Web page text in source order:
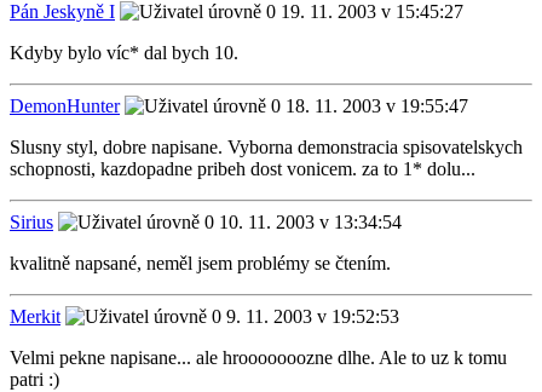
Pán Jeskyně I
19. 11. 2003 v 15:45:27
Kdyby bylo víc* dal bych 10.
DemonHunter
18. 11. 2003 v 19:55:47
Slusny styl, dobre napisane. Vyborna demonstracia spisovatelskych
schopnosti, kazdopadne pribeh dost vonicem. za to 1* dolu...
Sirius
10. 11. 2003 v 13:34:54
kvalitně napsané, neměl jsem problémy se čtením.
Merkit
9. 11. 2003 v 19:52:53
Velmi pekne napisane... ale hrooooooozne dlhe. Ale to uz k tomu
patri :)